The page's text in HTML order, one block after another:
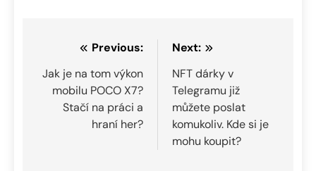
Navigace
pro
příspěvek
Previous:
Jak je na tom výkon
mobilu POCO X7?
Stačí na práci a
hraní her?
Next:
NFT dárky v
Telegramu již
můžete poslat
komukoliv. Kde si je
mohu koupit?